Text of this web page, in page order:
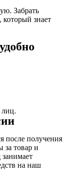
Забрать
знает
лиц.
после получения
за товар и
занимает
на наш